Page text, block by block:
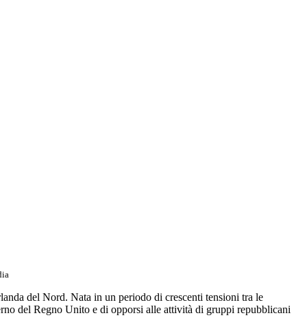
del Nord. Nata in un periodo di crescenti tensioni tra le
del Regno Unito e di opporsi alle attività di gruppi repubblicani